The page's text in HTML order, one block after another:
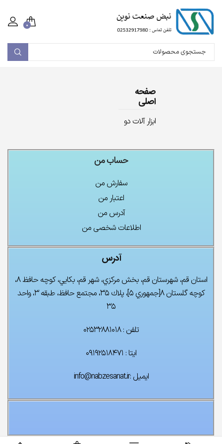
۰
صفحه
اصلی
ابزار آلات دو
حساب من
سفارش من
اعتبار من
آدرس من
اطلاعات شخصی من
آدرس
استان قم، شهرستان قم، بخش مركزي، شهر قم، بكايي، كوچه حافظ ۸،
كوچه گلستان ۸[جمهوري ۵]، پلاك ۳۵، مجتمع حافظ، طبقه ۳، واحد
۳۵
تلفن : ۰۲۵۳۲۸۸۱۰۱۸
ایتا : ۰۹۱۹۲۵۱۸۴۷۱
ایمیل :info@nabzesanat.ir